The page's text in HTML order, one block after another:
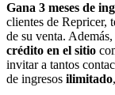
Gana 3 meses de
clientes de Repricer,
de su venta.
crédito en el sitio
invitar a tantos
de ingresos ilimitado